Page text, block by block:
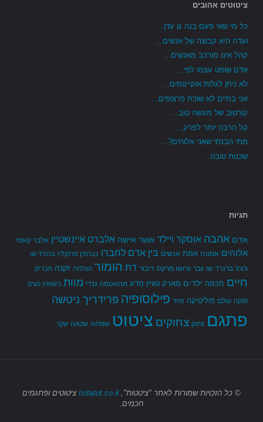
ציטוטים אהובים
כל מי שאי פעם בנה גן עדן...
ועדה היא קבוצה של אנשים...
קהל אינו מורכב מאנשים...
אדם שופט עצמו לפי...
לא ניתן לגלות אוקיינוסים...
אני בחיים לא שוכח פרצופים...
קורטוב של מעשה טוב...
קל הרבה יותר לפרק...
מתי הבנתי שאני אלוהים?...
שכנות טובה
תגיות
אדם אהבה אוסקר ויילד אושר אישה אלברט איינשטיין אלבר קאמי
אלוהים אמונה אמת אנשים בין אדם לחברו בנג'מין פרנקלין ברנרד שו
ג'ורג' ברנרד שו גבר גרושו מרקס דיבור דת הומור הצלחה זקנה חברים
חיים חכמה ילדים מארק טוויין מדע מהאטמה גנדי מוות נישואין נשים
סנקה עולם פוליטיקה פחד פילוסופיה פרידריך ניטשה
פתגם צחוק צחוקים ציטוט שמחה שנאה שקר
© כל הזכויות שמורות לאתר "ציטטות", tsitatot.co.il ציטוטים ופתגמים
חכמים.